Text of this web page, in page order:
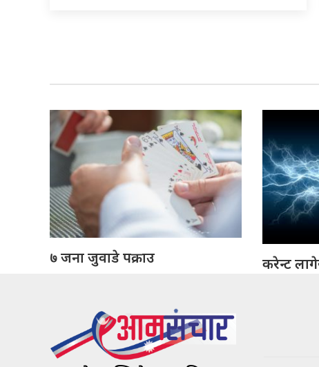
७ जना जुवाडे पक्राउ करेन्ट